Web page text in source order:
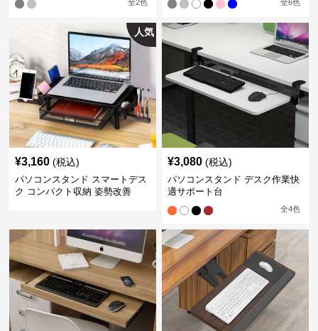
全2色 全6色
人気
¥3,160 (税込)
パソコンスタンド スマートデス
ク コンパクト収納 姿勢改善
¥3,080 (税込)
パソコンスタンド デスク作業快
適サポート台
全4色